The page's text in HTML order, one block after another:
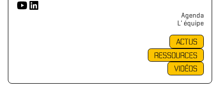
Agenda
L' équipe
ACTUS
RESSOURCES
VIDÉOS